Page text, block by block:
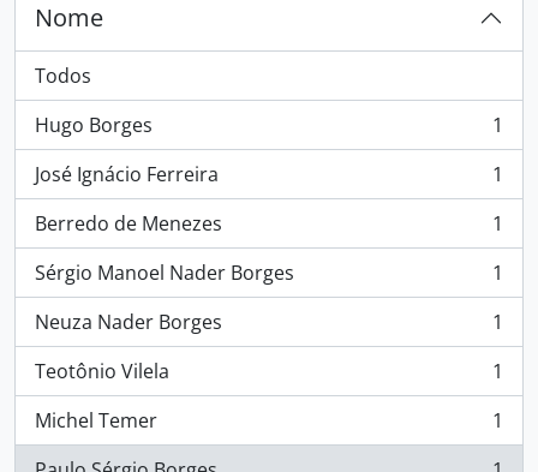
Nome
Todos
Hugo Borges
, 1 resultados
1
José Ignácio Ferreira
, 1 resultados
1
Berredo de Menezes
, 1 resultados
1
Sérgio Manoel Nader Borges
, 1 resultados
1
Neuza Nader Borges
, 1 resultados
1
Teotônio Vilela
, 1 resultados
1
Michel Temer
, 1 resultados
1